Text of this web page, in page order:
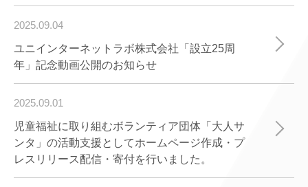
2025.09.04
ユニインターネットラボ株式会社「設立25周
年」記念動画公開のお知らせ
2025.09.01
児童福祉に取り組むボランティア団体「大人サ
ンタ」の活動支援としてホームページ作成・プ
レスリリース配信・寄付を行いました。